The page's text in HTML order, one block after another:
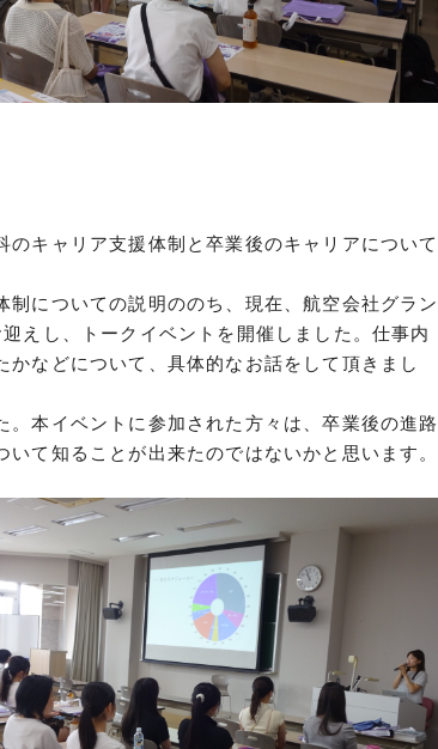
のキャリア支援体制と卒業後のキャリアについて
についての説明ののち、現在、航空会社グラン
えし、トークイベントを開催しました。仕事内
などについて、具体的なお話をして頂きまし
本イベントに参加された方々は、卒業後の進路
て知ることが出来たのではないかと思います。